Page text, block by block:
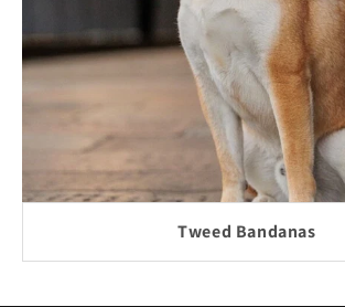
Tweed Bandanas